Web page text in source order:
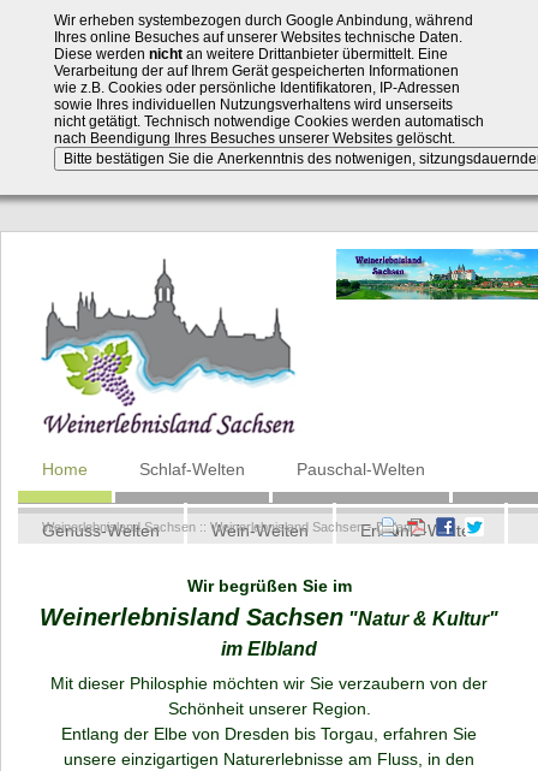
Wir erheben systembezogen durch Google Anbindung, während
Ihres online Besuches auf unserer Websites technische Daten.
Diese werden nichtan weitere Drittanbieter übermittelt. Eine
Verarbeitung der auf Ihrem Gerät gespeicherten Informationen
wie z.B. Cookies oder persönliche Identifikatoren, IP-Adressen
sowie Ihres individuellen Nutzungsverhaltens wird unserseits
nicht getätigt. Technisch notwendige Cookies werden automatisch
nach Beendigung Ihres Besuches unserer Websites gelöscht.
Navigation
überspringen
Home Schlaf-Welten Pauschal-Welten
Genuss-Welten Wein-Welten Erlebnis-Welten
Weinerlebnisland Sachsen :: Weinerlebnisland Sachsen - Elbland
Wir begrüßen Sie im
Weinerlebnisland Sachsen "Natur & Kultur"
im Elbland
Mit dieser Philosphie möchten wir Sie verzaubern von der
Schönheit unserer Region.
Entlang der Elbe von Dresden bis Torgau, erfahren Sie
unsere einzigartigen Naturerlebnisse am Fluss, in den